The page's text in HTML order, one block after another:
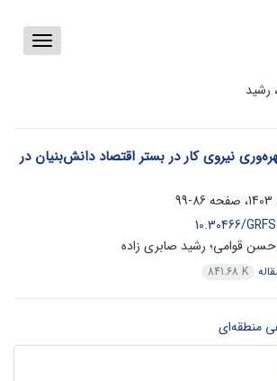
Toggle
رشید
نیروی کار در بستر اقتصاد دانش‌بنیان در
86-99
10.30466/
قوامی؛ رشید صابری زاده
841.68 K